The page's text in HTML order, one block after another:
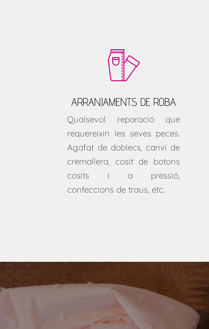
ARRANJAMENTS DE ROBA
Qualsevol reparació que
requereixin les seves peces.
Agafat de doblecs, canvi de
cremallera, cosit de botons
cosits i a pressió,
confeccions de traus, etc.